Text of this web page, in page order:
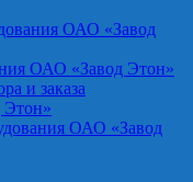
ОАО «Завод
ОАО «Завод Этон»
и заказа
Этон»
ОАО «Завод